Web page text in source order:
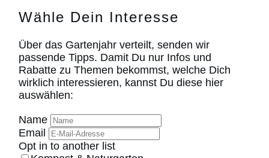
Wähle Dein Interesse
Über das Gartenjahr verteilt, senden wir
passende Tipps. Damit Du nur Infos und
Rabatte zu Themen bekommst, welche Dich
wirklich interessieren, kannst Du diese hier
auswählen:
Name
Email
Opt in to another list